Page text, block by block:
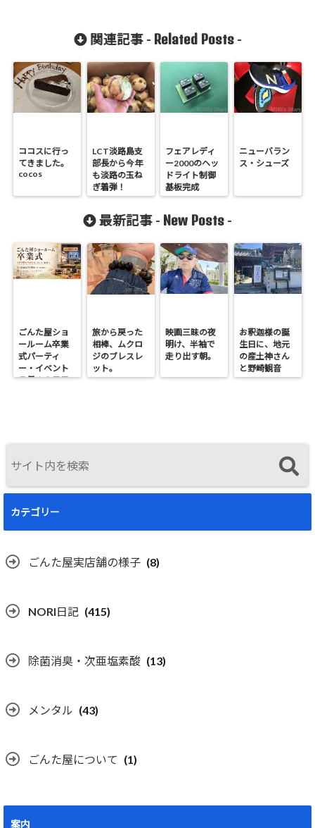
関連記事 - Related Posts-
ココスに行っ
てきました。
cocos
LCT淡路島支
部長から今年
も淡路の玉ね
ぎ着弾！
フェアレディ
ー2000のヘッ
ドライト制御
基板完成
ニューバラン
ス・シューズ
最新記事 - New Posts -
ごんた屋ショ
ールーム卒業
式パーティ
ー・イベント
７月１９日日
旅から戻った
相棒、ムクロ
ジのブレスレ
ット。
映画三昧の夜
明け、半袖で
走り出す朝。
お釈迦様の誕
生日に、地元
の産土神さん
と野崎観音
へ。
カテゴリー
ごんた屋実店舗の様子 (8)
NORI日記 (415)
除菌消臭・次亜塩素酸 (13)
メンタル (43)
ごんた屋について (1)
案内